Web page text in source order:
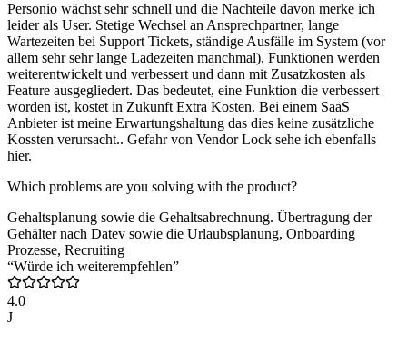
Personio wächst sehr schnell und die Nachteile davon merke ich
leider als User. Stetige Wechsel an Ansprechpartner, lange
Wartezeiten bei Support Tickets, ständige Ausfälle im System (vor
allem sehr sehr lange Ladezeiten manchmal), Funktionen werden
weiterentwickelt und verbessert und dann mit Zusatzkosten als
Feature ausgegliedert. Das bedeutet, eine Funktion die verbessert
worden ist, kostet in Zukunft Extra Kosten. Bei einem SaaS
Anbieter ist meine Erwartungshaltung das dies keine zusätzliche
Kossten verursacht.. Gefahr von Vendor Lock sehe ich ebenfalls
hier.
Which problems are you solving with the product?
Gehaltsplanung sowie die Gehaltsabrechnung. Übertragung der
Gehälter nach Datev sowie die Urlaubsplanung, Onboarding
Prozesse, Recruiting
“Würde ich weiterempfehlen”
4.0
J